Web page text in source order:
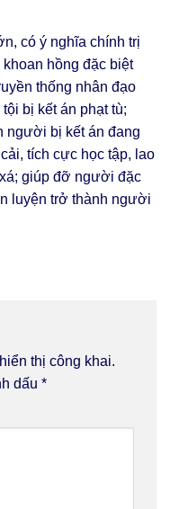
có ý nghĩa chính trị
hồng đặc biệt
thống nhân đạo
bị kết án phạt tù;
người bị kết án đang
tích cực học tập, lao
giúp đỡ người đặc
luyện trở thành người
thị công khai.
dấu *